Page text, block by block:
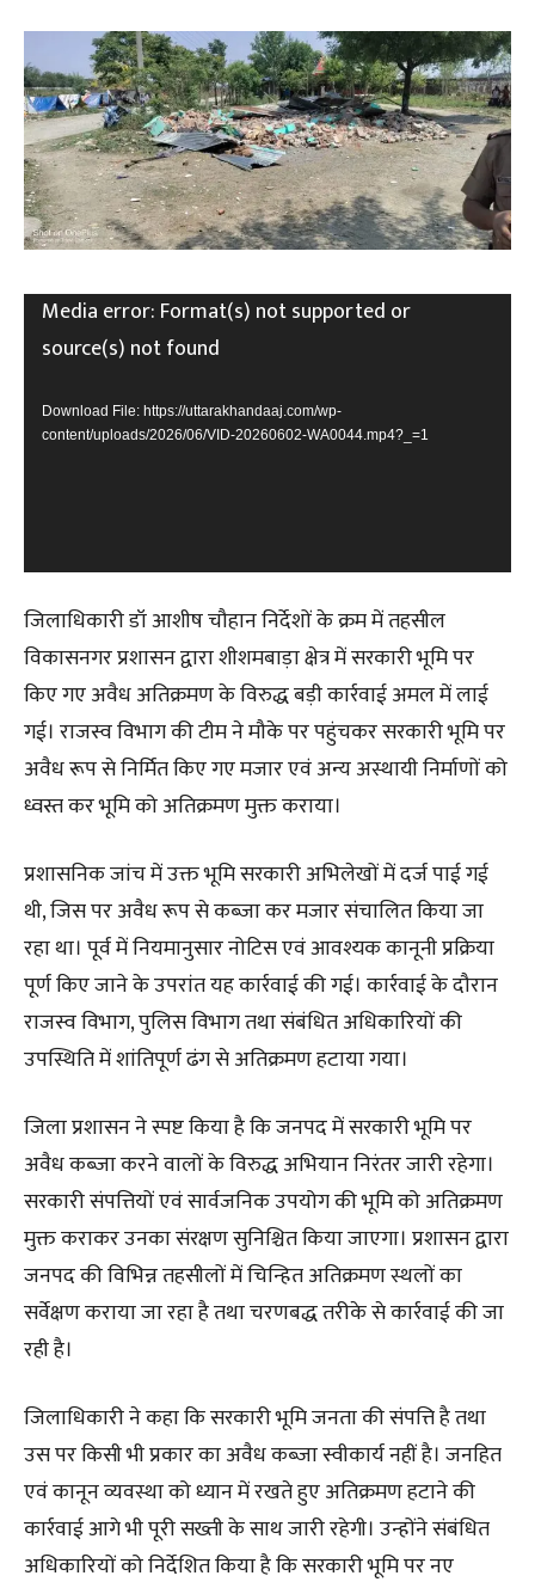
a
y
e
r
Media error: Format(s) not supported or
source(s) not found
Download File: https://uttarakhandaaj.com/wp-
content/uploads/2026/06/VID-20260602-WA0044.mp4?_=1
जिलाधिकारी डॉ आशीष चौहान निर्देशों के क्रम में तहसील
विकासनगर प्रशासन द्वारा शीशमबाड़ा क्षेत्र में सरकारी भूमि पर
किए गए अवैध अतिक्रमण के विरुद्ध बड़ी कार्रवाई अमल में लाई
गई। राजस्व विभाग की टीम ने मौके पर पहुंचकर सरकारी भूमि पर
अवैध रूप से निर्मित किए गए मजार एवं अन्य अस्थायी निर्माणों को
ध्वस्त कर भूमि को अतिक्रमण मुक्त कराया।
प्रशासनिक जांच में उक्त भूमि सरकारी अभिलेखों में दर्ज पाई गई
थी, जिस पर अवैध रूप से कब्जा कर मजार संचालित किया जा
रहा था। पूर्व में नियमानुसार नोटिस एवं आवश्यक कानूनी प्रक्रिया
पूर्ण किए जाने के उपरांत यह कार्रवाई की गई। कार्रवाई के दौरान
राजस्व विभाग, पुलिस विभाग तथा संबंधित अधिकारियों की
उपस्थिति में शांतिपूर्ण ढंग से अतिक्रमण हटाया गया।
जिला प्रशासन ने स्पष्ट किया है कि जनपद में सरकारी भूमि पर
अवैध कब्जा करने वालों के विरुद्ध अभियान निरंतर जारी रहेगा।
सरकारी संपत्तियों एवं सार्वजनिक उपयोग की भूमि को अतिक्रमण
मुक्त कराकर उनका संरक्षण सुनिश्चित किया जाएगा। प्रशासन द्वारा
जनपद की विभिन्न तहसीलों में चिन्हित अतिक्रमण स्थलों का
सर्वेक्षण कराया जा रहा है तथा चरणबद्ध तरीके से कार्रवाई की जा
रही है।
जिलाधिकारी ने कहा कि सरकारी भूमि जनता की संपत्ति है तथा
उस पर किसी भी प्रकार का अवैध कब्जा स्वीकार्य नहीं है। जनहित
एवं कानून व्यवस्था को ध्यान में रखते हुए अतिक्रमण हटाने की
कार्रवाई आगे भी पूरी सख्ती के साथ जारी रहेगी। उन्होंने संबंधित
अधिकारियों को निर्देशित किया है कि सरकारी भूमि पर नए